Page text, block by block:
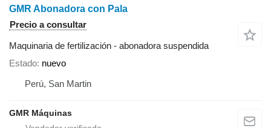
GMR Abonadora con Pala
Precio a consultar
Maquinaria de fertilización - abonadora suspendida
Estado nuevo
Perú, San Martin
GMR Máquinas